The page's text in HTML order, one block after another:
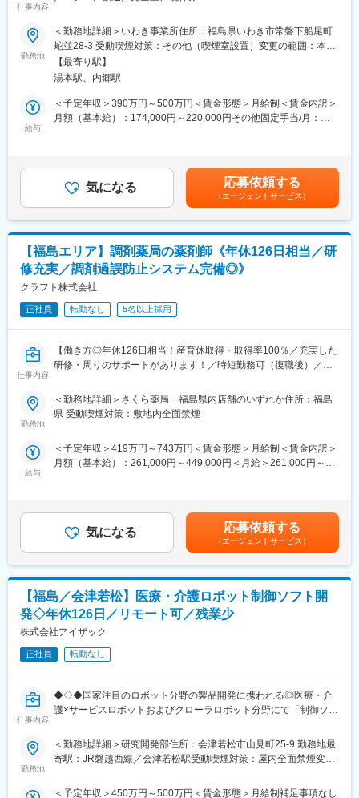
力」「スピード」「品質」をキーワードに、開発型企業として電
す。
変更の範囲：会社の定める業務
仕事内容
■業務内容：
原料の仕込みから反応（温度調整等）はもちろん製品の梱包作業
や設備の維持管理等、幅広い業務をお任せいたします。原薬を通
じて得られた合成技術を生かし、機能性化粧品原料、記録材料や
電子材料などの製造を行っていただきます。
大手製薬会社、化学会社などからの受託製造を積極的に展開して
おり、更に、グローバルな展開として中国に貿易会社、合弁での
■社風：
技術出身の社長との懇談会が定期的にあり、何でも気軽に話せる
■相互薬工の合成技術：
創業以来、長期的視野に立った研究開発型の企業姿勢が、相互薬
工の現在の姿を形成しています。社会でファインケミカルという
言葉が一般化する以前から、優れた合成技術を生かし、記録材料
や電子材料の開発・製造に着手してきました。
また、今まで蓄積してきたノウハウを生かし、次世代をにらんだ
新規電子材料の開発にも注力しています。基盤事業である医薬品
バルクの品質、ラインナップの充実を図りつつ、「安全」「技術
力」「スピード」「品質」をキーワードに、開発型企業として電
す。
勤務地
＜勤務地詳細＞いわき事業所住所：福島県いわき市常磐下船尾町
蛇並28-3 受動喫煙対策：その他（喫煙室設置）変更の範囲：本文
参照
【最寄り駅】
湯本駅、内郷駅
給与
＜予定年収＞390万円～500万円＜賃金形態＞月給制＜賃金内訳＞
月額（基本給）：174,000円～220,000円その他固定手当/月：
当：0円～28,100円（扶養家族人数により変動）・役職手当：0円
～21,000円・食事手当：0円～14,950円（出勤日数×650円）賃金
はあくまでも目安の金額であり、選考を通じて上下する可能性が
あります。月給(月額)は固定手当を含めた表記です。
気になる 応募依頼する
（エージェントサービス）
【福島エリア】調剤薬局の薬剤師《年休126日相当／研
修充実／調剤過誤防止システム完備◎》
クラフト株式会社
正社員 転勤なし 5名以上採用
仕事内容
【働き方◎年休126日相当！産育休取得・取得率100％／充実した
研修・周りのサポートがあります！／時短勤務可（復職後）／全
【職務概要】
をお任せします。
す。その一つが約20年前から導入され、進化を続けている調剤シ
ステム「SPITS」。
■処方箋受付から一連の調剤業務を連動させ、業務効率化を図るほ
か、調剤過誤防止機能を高め、患者様と働くスタッフを守ってい
ます。
《業界トップクラスの認定薬局数と盤石化を図る組織体制》
■がん診療連携拠点病院等との密な連携を行いつつ、より高度な薬
学管理や、高い専門性が求められる特殊な調剤に対応できる専門
医療機関連携薬局も取得しています。
ている理由の1つです。
■薬剤師→管理薬剤師→エリアマネージャーを目指せます。個々人
の能力によりますが、2～3年でキャリアアップが可能です。ま
勤務地
＜勤務地詳細＞さくら薬局 福島県内店舗のいずれか住所：福島
県 受動喫煙対策：敷地内全面禁煙
給与
＜予定年収＞419万円～743万円＜賃金形態＞月給制＜賃金内訳＞
月額（基本給）：261,000円～449,000円＜月給＞261,000円～
性があります。月給(月額)は固定手当を含めた表記です。
気になる 応募依頼する
（エージェントサービス）
【福島／会津若松】医療・介護ロボット制御ソフト開
発◇年休126日／リモート可／残業少
株式会社アイザック
正社員 転勤なし
仕事内容
◆◇◆国家注目のロボット分野の製品開発に携われる◎医療・介
護×サービスロボットおよびクローラロボット分野にて「制御ソフ
■職務内容
勤務地
＜勤務地詳細＞研究開発部住所：会津若松市山見町25-9 勤務地最
寄駅：JR磐越西線／会津若松駅受動喫煙対策：屋内全面禁煙変更
＜予定年収＞450万円～500万円＜賃金形態＞月給制補足事項なし